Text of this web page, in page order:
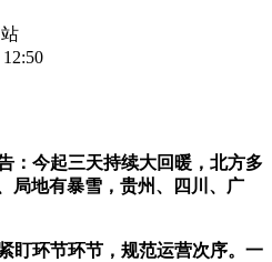
今起三天持续大回暖，北方多
局地有暴雪，贵州、四川、广
环节环节，规范运营次序。一